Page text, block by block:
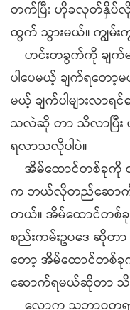
တက်ပြီး ဟိုခလုတ်နှိပ်
ထွက် သွားမယ်။ ကျွမ်း
ဟင်းတခွက်ကို ချက်
ပါပေမယ့် ချက်ရတော့
မယ့် ချက်ပါများလ
သလဲဆို တာ သိလာပြီး
ရလာသလိုပါပဲ။
အိမ်ထောင်တစ်ခုကို
က ဘယ်လိုတည်ဆောက်ရ
တယ်။ အိမ်ထောင်တစ်
စည်းကမ်းဥပဒေ ဆိုတ
တော့ အိမ်ထောင်တ
ဆောက်ရမယ်ဆိုတာ သိသွ